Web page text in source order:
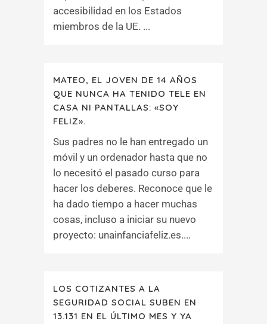
accesibilidad en los Estados
miembros de la UE. ...
MATEO, EL JOVEN DE 14 AÑOS
QUE NUNCA HA TENIDO TELE EN
CASA NI PANTALLAS: «SOY
FELIZ».
Sus padres no le han entregado un
móvil y un ordenador hasta que no
lo necesitó el pasado curso para
hacer los deberes. Reconoce que le
ha dado tiempo a hacer muchas
cosas, incluso a iniciar su nuevo
proyecto: unainfanciafeliz.es....
LOS COTIZANTES A LA
SEGURIDAD SOCIAL SUBEN EN
13.131 EN EL ÚLTIMO MES Y YA